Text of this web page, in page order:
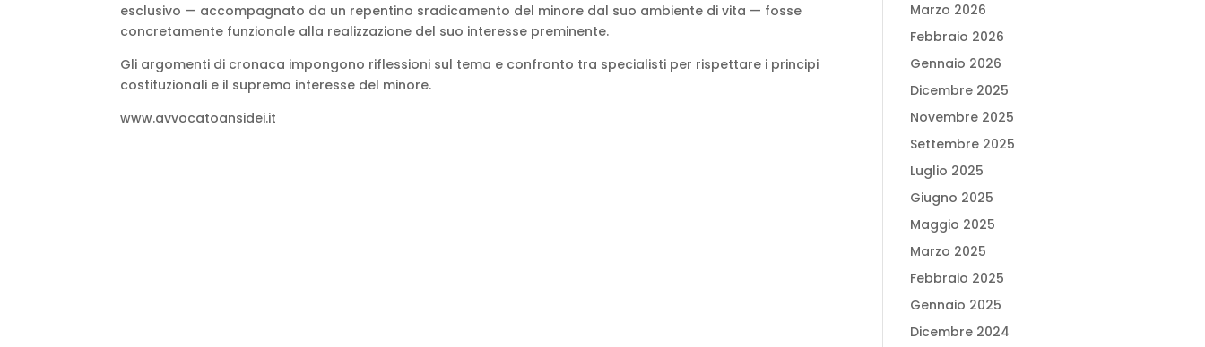
esclusivo — accompagnato da un repentino sradicamento del minore dal suo ambiente di vita — fosse
concretamente funzionale alla realizzazione del suo interesse preminente.
Gli argomenti di cronaca impongono riflessioni sul tema e confronto tra specialisti per rispettare i principi
costituzionali e il supremo interesse del minore.
www.avvocatoansidei.it
Marzo 2026
Febbraio 2026
Gennaio 2026
Dicembre 2025
Novembre 2025
Settembre 2025
Luglio 2025
Giugno 2025
Maggio 2025
Marzo 2025
Febbraio 2025
Gennaio 2025
Dicembre 2024